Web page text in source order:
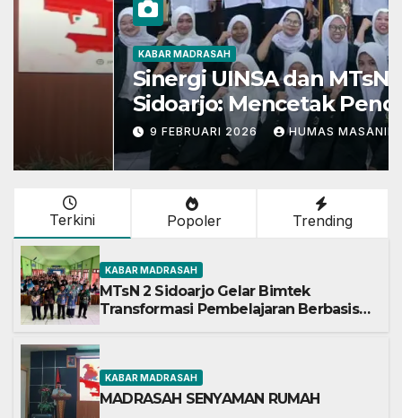
KABAR MADRASAH
Sinergi UINSA dan MTsN 2
Sidoarjo: Mencetak Pendidik
Berkarakter Menghadapi
Tantangan Zaman
9 FEBRUARI 2026 HUMAS MASANIDA
Terkini Popoler Trending
KABAR MADRASAH
MTsN 2 Sidoarjo Gelar Bimtek
Transformasi Pembelajaran Berbasis
KABAR MADRASAH
MADRASAH SENYAMAN RUMAH